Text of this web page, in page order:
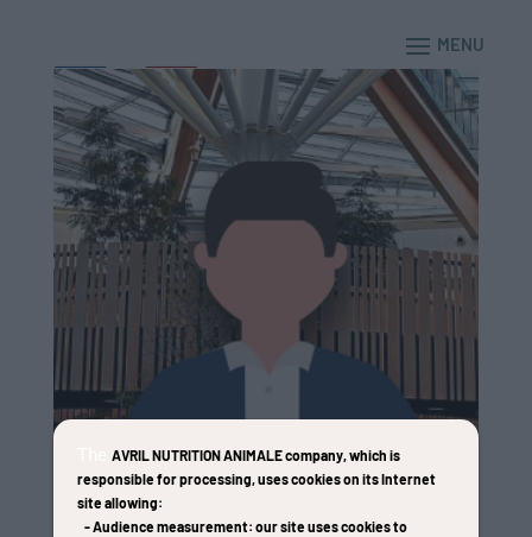
AVRIL NUTRITION ANIMALE company, which is
responsible for processing, uses cookies on its Internet
site allowing:
-Audience measurement: our site uses cookies to